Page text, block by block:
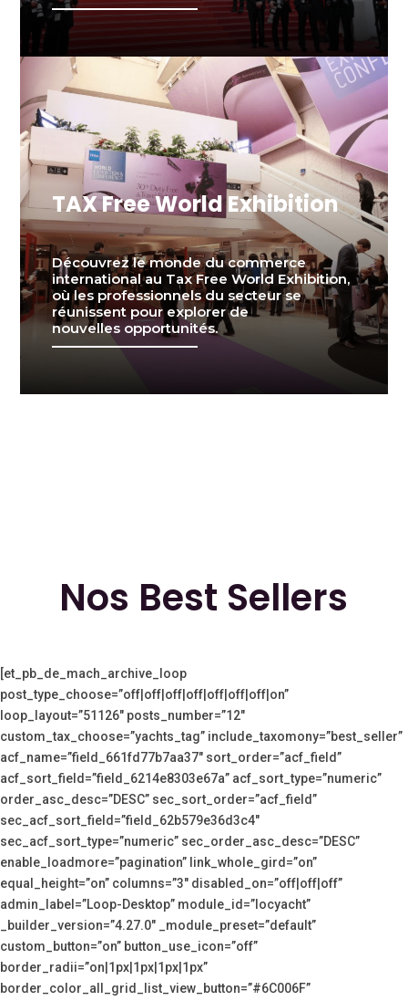
TAX Free World Exhibition
Découvrez le monde du commerce
international au Tax Free World Exhibition,
où les professionnels du secteur se
réunissent pour explorer de
nouvelles opportunités.
Nos Best Sellers
[et_pb_de_mach_archive_loop
post_type_choose=”off|off|off|off|off|off|off|on”
loop_layout=”51126″ posts_number=”12″
custom_tax_choose=”yachts_tag” include_taxomony=”best_seller”
acf_name=”field_661fd77b7aa37″ sort_order=”acf_field”
acf_sort_field=”field_6214e8303e67a” acf_sort_type=”numeric”
order_asc_desc=”DESC” sec_sort_order=”acf_field”
sec_acf_sort_field=”field_62b579e36d3c4″
sec_acf_sort_type=”numeric” sec_order_asc_desc=”DESC”
enable_loadmore=”pagination” link_whole_gird=”on”
equal_height=”on” columns=”3″ disabled_on=”off|off|off”
admin_label=”Loop-Desktop” module_id=”locyacht”
_builder_version=”4.27.0″ _module_preset=”default”
custom_button=”on” button_use_icon=”off”
border_radii=”on|1px|1px|1px|1px”
border_color_all_grid_list_view_button=”#6C006F”